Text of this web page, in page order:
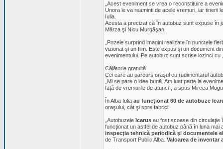
„Acest eveniment se vrea o reconstituire a
Unora le va reaminti de acele vremuri, iar tinerii
Iulia.
Acesta a precizat că în autobuz sunt expuse în
Mârza şi Nicu Murgăşan.
„Pozele surprind imagini realizate în punctele
vizionat şi un film. Este expus şi un document
evenimentului. Pe autobuz sunt scrise lozinci cu
Călătorie gratuită
Cei care au parcurs oraşul cu rudimentarul
„Mi se pare o idee bună. Am luat parte la
faţă de vremurile de atunci“, a spus Mircea
În Alba Iulia au funcţionat 60 de autobuze
oraşului, cât şi spre fabrici.
„Autobuzele Icarusau fost scoase din circulaţie
funcţionat un astfel de autobuz până în luna mai
inspecţia tehnică periodică şi documentele
de Transport Public Alba. Valoarea de inventar